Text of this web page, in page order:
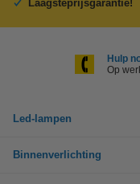
Laagsteprijsgarantie!
Hulp
Op
Led-lampen
Binnenverlichting